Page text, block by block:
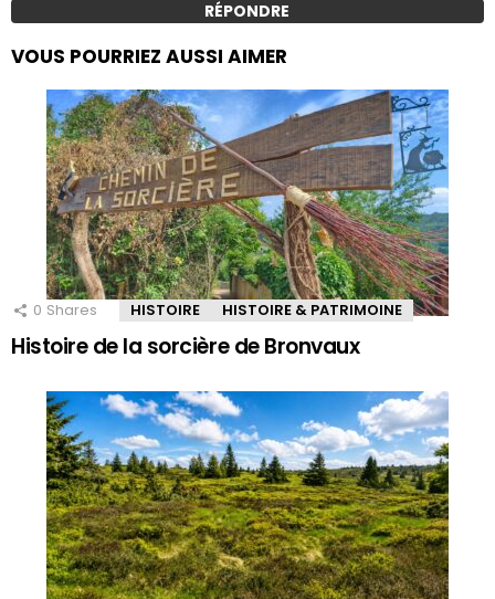
RÉPONDRE
VOUS POURRIEZ AUSSI AIMER
0 Shares HISTOIRE HISTOIRE & PATRIMOINE
Histoire de la sorcière de Bronvaux